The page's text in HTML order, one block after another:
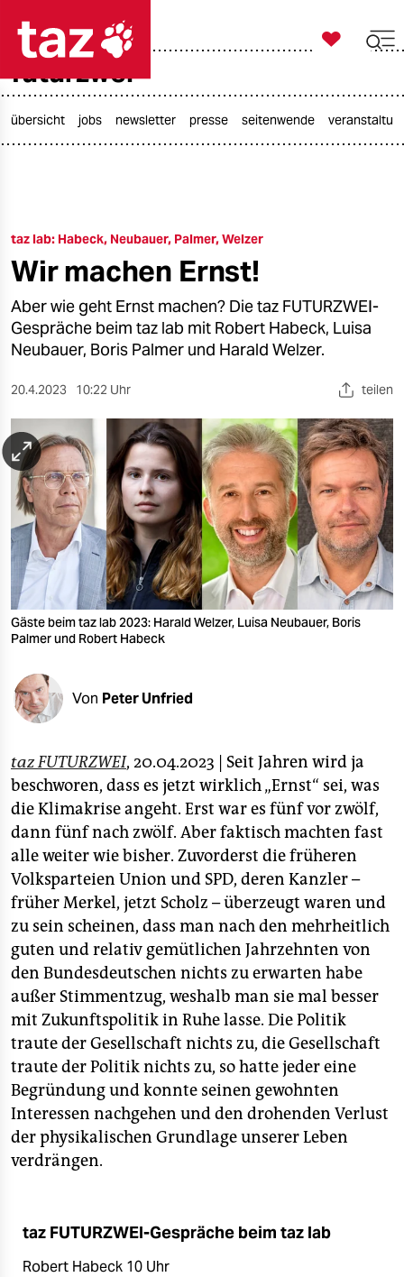
taz zahl ich
öko
gesellschaft
kultur
nord
wahrheit
verlag
verlag
veranstaltungen
shop
unterstützen
genossenschaft
epaper login

taz zahl ich
futurzwei
übersicht jobs newsletter presse seitenwende
taz lab: Habeck, Neubauer, Palmer, Welzer
Wir machen Ernst!
Aber wie geht Ernst machen? Die taz FUTURZWEI-
Gespräche beim taz lab mit Robert Habeck, Luisa
Neubauer, Boris Palmer und Harald Welzer.
20.4.2023 10:22 Uhr teilen
Gäste beim taz lab 2023: Harald Welzer, Luisa Neubauer, Boris
Palmer und Robert Habeck
Von Peter Unfried
taz FUTURZWEI, 20.04.2023 | Seit Jahren wird ja
beschworen, dass es jetzt wirklich „Ernst“ sei, was
die Klimakrise angeht. Erst war es fünf vor zwölf,
dann fünf nach zwölf. Aber faktisch machten fast
alle weiter wie bisher. Zuvorderst die früheren
Volksparteien Union und SPD, deren Kanzler –
früher Merkel, jetzt Scholz – überzeugt waren und
zu sein scheinen, dass man nach den mehrheitlich
guten und relativ gemütlichen Jahrzehnten von
den Bundesdeutschen nichts zu erwarten habe
außer Stimmentzug, weshalb man sie mal besser
mit Zukunftspolitik in Ruhe lasse. Die Politik
traute der Gesellschaft nichts zu, die Gesellschaft
traute der Politik nichts zu, so hatte jeder eine
Begründung und konnte seinen gewohnten
Interessen nachgehen und den drohenden Verlust
der physikalischen Grundlage unserer Leben
verdrängen.
taz FUTURZWEI-Gespräche beim taz lab
Robert Habeck 10 Uhr